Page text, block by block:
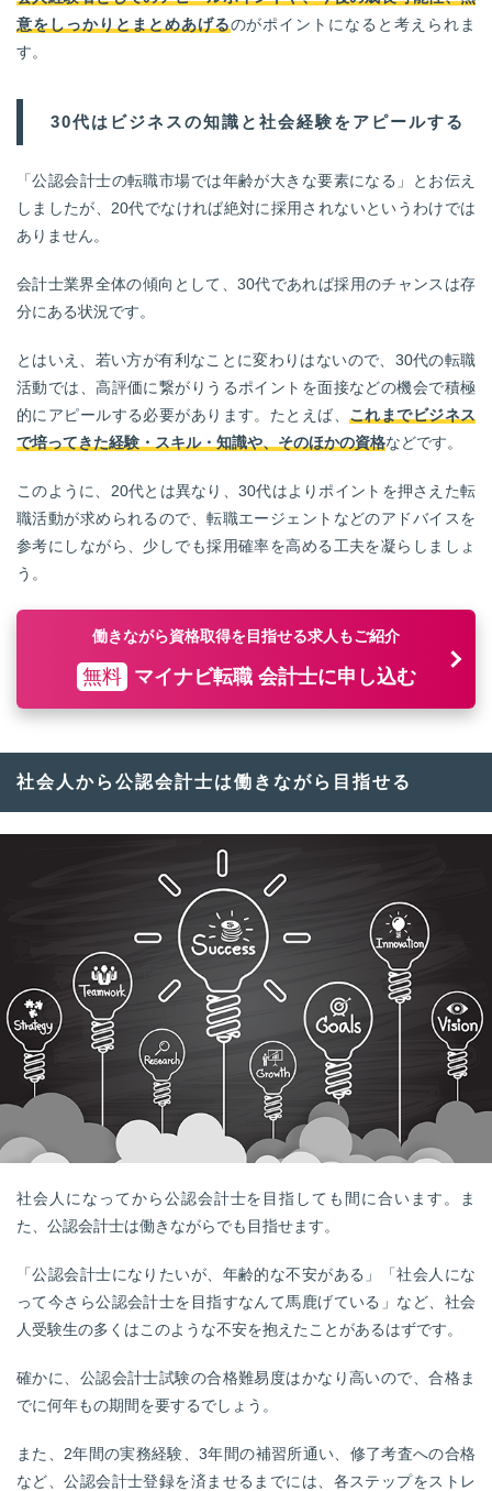
意をしっかりとまとめあげるのがポイントになると考えられま
す。
30代はビジネスの知識と社会経験をアピールする
「公認会計士の転職市場では年齢が大きな要素になる」とお伝え
しましたが、20代でなければ絶対に採用されないというわけでは
ありません。
会計士業界全体の傾向として、30代であれば採用のチャンスは存
分にある状況です。
とはいえ、若い方が有利なことに変わりはないので、30代の転職
活動では、高評価に繋がりうるポイントを面接などの機会で積極
的にアピールする必要があります。たとえば、 これまでビジネス
で培ってきた経験・スキル・知識や、そのほかの資格などです。
このように、20代とは異なり、30代はよりポイントを押さえた転
職活動が求められるので、転職エージェントなどのアドバイスを
参考にしながら、少しでも採用確率を高める工夫を凝らしましょ
う。
働きながら資格取得を目指せる求人もご紹介
無料 マイナビ転職 会計士に申し込む
社会人から公認会計士は働きながら目指せる
社会人になってから公認会計士を目指しても間に合います。ま
た、公認会計士は働きながらでも目指せます。
「公認会計士になりたいが、年齢的な不安がある」「社会人にな
って今さら公認会計士を目指すなんて馬鹿げている」など、社会
人受験生の多くはこのような不安を抱えたことがあるはずです。
確かに、公認会計士試験の合格難易度はかなり高いので、合格ま
でに何年もの期間を要するでしょう。
また、2年間の実務経験、3年間の補習所通い、修了考査への合格
など、公認会計士登録を済ませるまでには、各ステップをストレ